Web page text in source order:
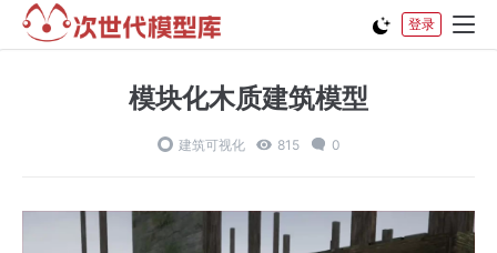
登录
模块化木质建筑模型
建筑可视化 815 0